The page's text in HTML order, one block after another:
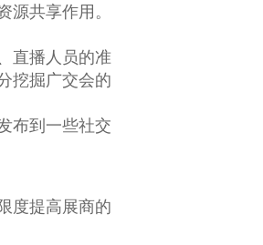
共享作用。
直播人员的准
挖掘广交会的
布到一些社交
度提高展商的